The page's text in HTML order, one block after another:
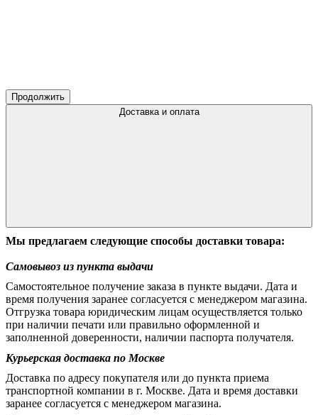
Продолжить
Доставка и оплата
Мы предлагаем следующие способы доставки товара:
Самовывоз из пункта выдачи
Самостоятельное получение заказа в пункте выдачи. Дата и
время получения заранее согласуется с менеджером магазина.
Отгрузка товара юридическим лицам осуществляется только
при наличии печати или правильно оформленной и
заполненной доверенности, наличии паспорта получателя.
Курьерская доставка по Москве
Доставка по адресу покупателя или до пункта приема
транспортной компании в г. Москве. Дата и время доставки
заранее согласуется с менеджером магазина.